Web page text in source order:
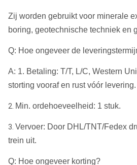
Zij worden gebruikt voor minerale
boring, geotechnische techniek en
Q: Hoe ongeveer de
A: 1. Betaling: T/T, L/C, Western
storting vooraf en rust vóór levering.
2. Min. ordehoeveelheid: 1 stuk.
3. Vervoer: Door DHL/TNT/Fedex
trein uit.
Q: Hoe ongeveer korting?